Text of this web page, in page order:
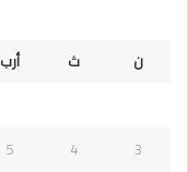
ن
ث أرب
3
4
5